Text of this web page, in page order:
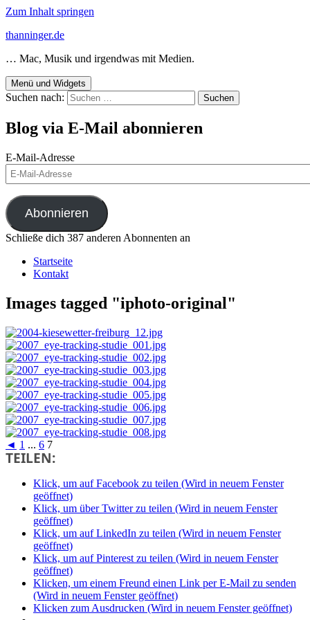
Zum Inhalt springen
thanninger.de
… Mac, Musik und irgendwas mit Medien.
Menü und Widgets
Suchen nach:
Blog via E-Mail abonnieren
E-Mail-Adresse
Abonnieren
Schließe dich 387 anderen Abonnenten an
Startseite
Kontakt
Images tagged "iphoto-original"
◄ 1 ... 6 7
TEILEN:
Klick, um auf Facebook zu teilen (Wird in neuem Fenster
geöffnet)
Klick, um über Twitter zu teilen (Wird in neuem Fenster
geöffnet)
Klick, um auf LinkedIn zu teilen (Wird in neuem Fenster
geöffnet)
Klick, um auf Pinterest zu teilen (Wird in neuem Fenster
geöffnet)
Klicken, um einem Freund einen Link per E-Mail zu senden
(Wird in neuem Fenster geöffnet)
Klicken zum Ausdrucken (Wird in neuem Fenster geöffnet)